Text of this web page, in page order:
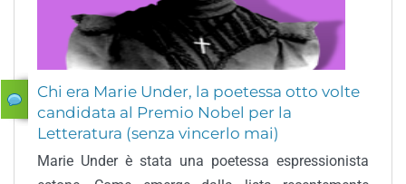
Chi era Marie Under, la poetessa otto volte
candidata al Premio Nobel per la
Letteratura (senza vincerlo mai)
Marie Under è stata una poetessa espressionista